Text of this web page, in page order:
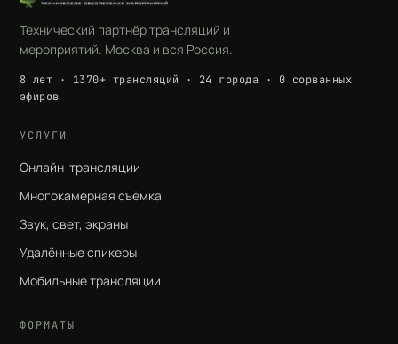
Технический партнёр трансляций и
мероприятий. Москва и вся Россия.
8 лет · 1370+ трансляций · 24 города · 0 сорванных
эфиров
УСЛУГИ
Онлайн-трансляции
Многокамерная съёмка
Звук, свет, экраны
Удалённые спикеры
Мобильные трансляции
ФОРМАТЫ